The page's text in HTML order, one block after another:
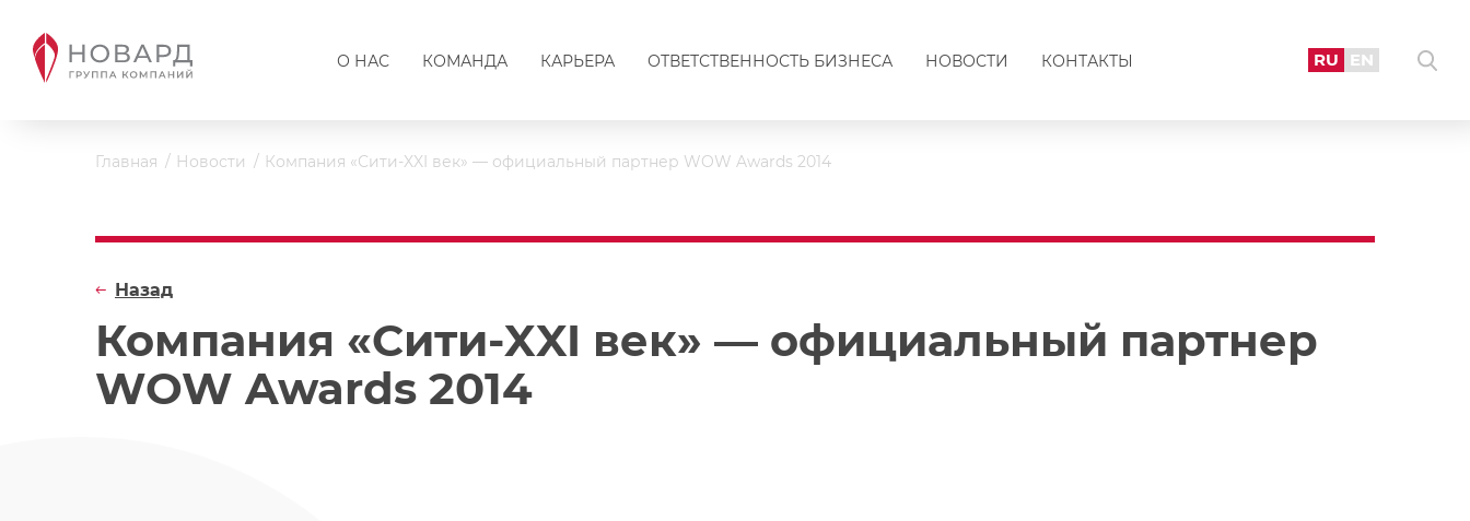
О НАС КОМАНДА КАРЬЕРА ОТВЕТСТВЕННОСТЬ БИЗНЕСА НОВОСТИ КОНТАКТЫ RU EN
Главная Новости Компания «Сити-XXI век» — официальный партнер WOW Awards 2014
Компания «Сити-XXI век» — официальный партнер
WOW Awards 2014
Назад